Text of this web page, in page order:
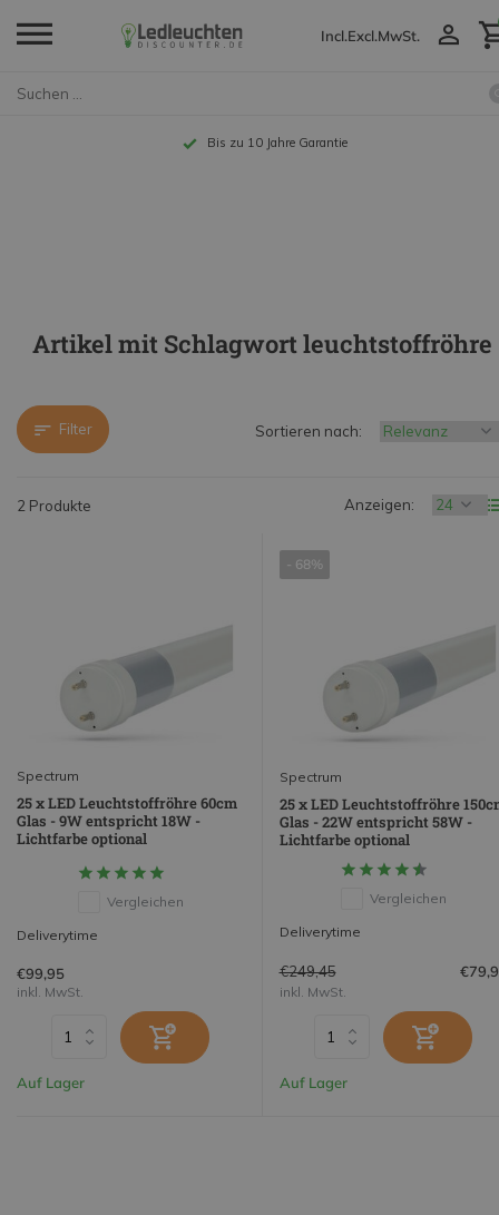
Incl.Excl.MwSt.
Bis zu 10 Jahre Garantie
Artikel mit Schlagwort leuchtstoffröhre
Filter
2 Produkte Anzeigen:
Sortieren nach:
Spectrum
25 x LED Leuchtstoffröhre 60cm
Glas - 9W entspricht 18W -
Lichtfarbe optional
Vergleichen
Deliverytime
€99,95
inkl. MwSt.
Auf Lager
- 68%
Spectrum
25 x LED Leuchtstoffröhre
Glas - 22W entspricht 58W -
Lichtfarbe optional
Vergleichen
Deliverytime
€249,45
inkl. MwSt.
Auf Lager